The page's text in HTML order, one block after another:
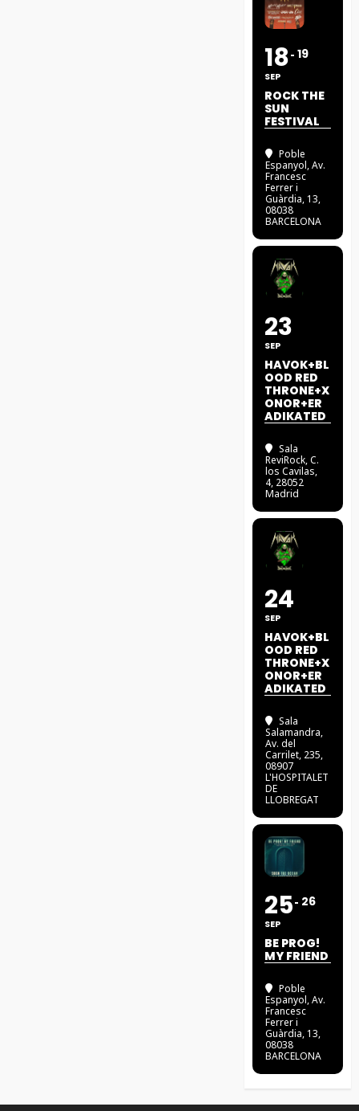
18
SEP
19
ROCK THE
SUN
FESTIVAL
Poble
Espanyol, Av.
Francesc
Ferrer i
Guàrdia, 13,
08038
BARCELONA
23
SEP
HAVOK+BL
OOD RED
THRONE+X
ONOR+ER
ADIKATED
Sala
ReviRock, C.
los Cavilas,
4, 28052
Madrid
24
SEP
HAVOK+BL
OOD RED
THRONE+X
ONOR+ER
ADIKATED
Sala
Salamandra,
Av. del
Carrilet, 235,
08907
L'HOSPITALET
DE
LLOBREGAT
25
SEP
26
BE PROG!
MY FRIEND
Poble
Espanyol, Av.
Francesc
Ferrer i
Guàrdia, 13,
08038
BARCELONA